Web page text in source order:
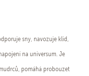
sny, navozuje klid,
na universum. Je
pomáhá probouzet